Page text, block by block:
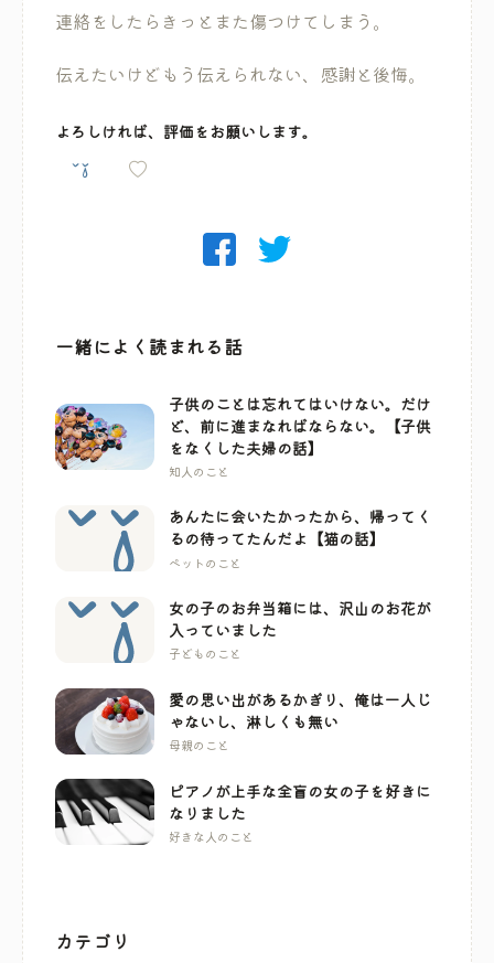
連絡をしたらきっとまた傷つけてしまう。
伝えたいけどもう伝えられない、感謝と後悔。
よろしければ、評価をお願いします。
一緒によく読まれる話
子供のことは忘れてはいけない。だけ
ど、前に進まなればならない。【子供
をなくした夫婦の話】
知人のこと
あんたに会いたかったから、帰ってく
るの待ってたんだよ【猫の話】
ペットのこと
女の子のお弁当箱には、沢山のお花が
入っていました
子どものこと
愛の思い出があるかぎり、俺は一人じ
ゃないし、淋しくも無い
母親のこと
ピアノが上手な全盲の女の子を好きに
なりました
好きな人のこと
カテゴリ